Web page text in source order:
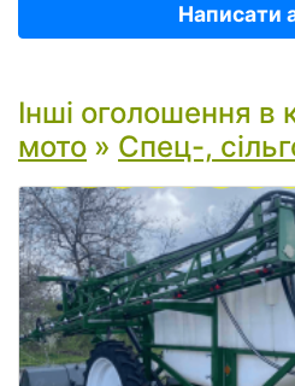
Написати
Інші оголошення в
мото » Спец-,